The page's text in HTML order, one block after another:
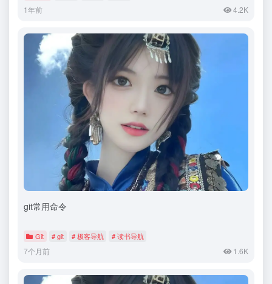
1年前 4.2K
git常用命令
Git # git # 极客导航 # 读书导航
7个月前 1.6K